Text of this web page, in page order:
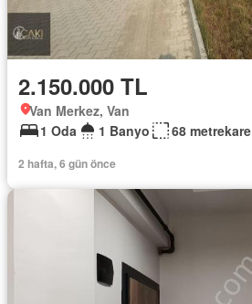
2.150.000 TL
Van Merkez, Van
1 Oda
1 Banyo 68 metrekare
2 hafta, 6 gün önce